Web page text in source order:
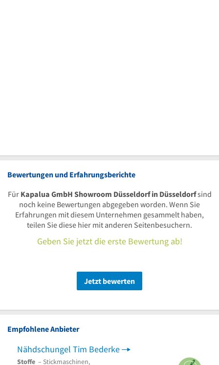
Bewertungen und Erfahrungsberichte
Für Kapalua GmbH Showroom Düsseldorf in Düsseldorfsind
noch keine Bewertungen abgegeben worden. Wenn Sie
Erfahrungen mit diesem Unternehmen gesammelt haben,
teilen Sie diese hier mit anderen Seitenbesuchern.
Geben Sie jetzt die erste Bewertung ab!
Jetzt bewerten
Empfohlene Anbieter
Nähdschungel Tim Bederke
Stoffe – Stickmaschinen,